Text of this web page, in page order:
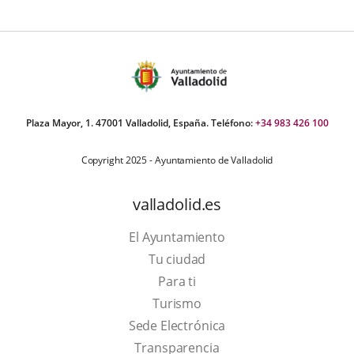
Plaza Mayor, 1. 47001 Valladolid, España. Teléfono:+34 983 426 100
Copyright 2025 - Ayuntamiento de Valladolid
valladolid.es
El Ayuntamiento
Tu ciudad
Para ti
TurismoThis
link
will
Sede Electrónica
Transparencia